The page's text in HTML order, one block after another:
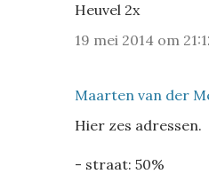
Heuvel 2x
19 mei 2014 om
Maarten van der
Hier zes adressen.
- straat: 50%